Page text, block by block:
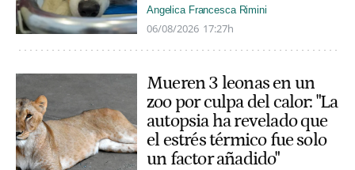
Angelica Francesca Rimini
06/08/2026 17:27h
Mueren 3 leonas en un
zoo por culpa del calor: "La
autopsia ha revelado que
el estrés térmico fue solo
un factor añadido"